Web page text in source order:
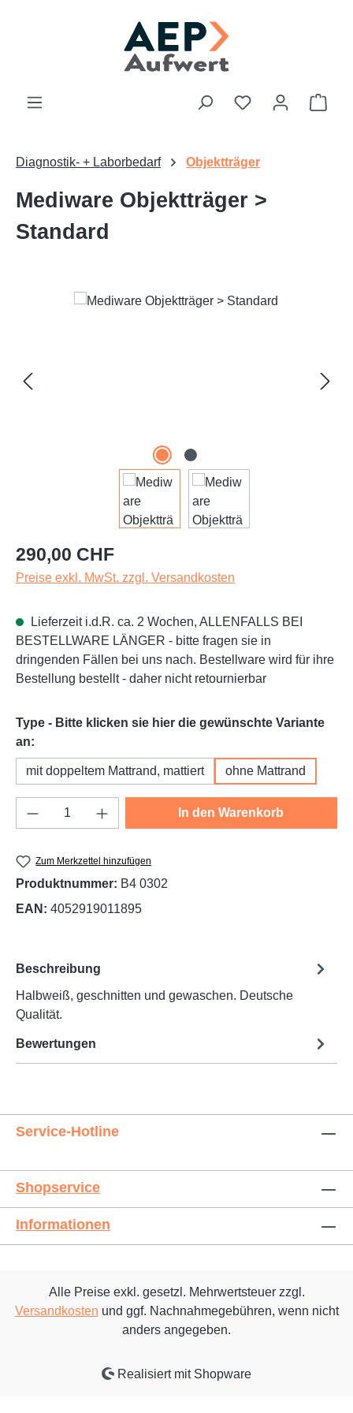
Du hast 0
Diagnostik- + Laborbedarf Objektträger
Mediware Objektträger >
Standard
Bildergalerie überspringen
Regulärer Preis:
290,00 CHF
Preise exkl. MwSt. zzgl. Versandkosten
Lieferzeit i.d.R. ca. 2 Wochen, ALLENFALLS BEI
BESTELLWARE LÄNGER - bitte fragen sie in
dringenden Fällen bei uns nach. Bestellware wird für ihre
Bestellung bestellt - daher nicht retournierbar
Type - Bitte klicken sie hier die gewünschte Variante
an:
mit doppeltem Mattrand, mattiert ohne Mattrand
Produkt Anzahl: Gib den gewünschten
In den Warenkorb
Zum Merkzettel hinzufügen
Produktnummer: B4 0302
EAN: 4052919011895
Beschreibung
Halbweiß, geschnitten und gewaschen. Deutsche
Qualität.
Bewertungen
Service-Hotline
Shopservice
Informationen
Alle Preise exkl. gesetzl. Mehrwertsteuer zzgl.
Versandkosten und ggf. Nachnahmegebühren, wenn nicht
anders angegeben.
Realisiert mit Shopware